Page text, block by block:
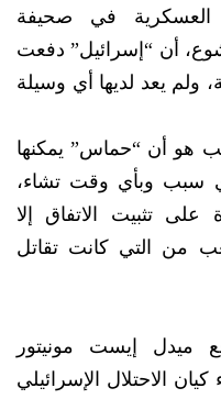
العسكرية في صحيفة
أن “إسرائيل” دفعت
ولم يعد لديها أي وسيلة
هو أن “حماس” يمكنها
سبب وبأي وقت تشاء،
تثبيت الاتفاق إلا
من التي كانت تقاتل
إيست مونيتور
الاحتلال الإسرائيلي